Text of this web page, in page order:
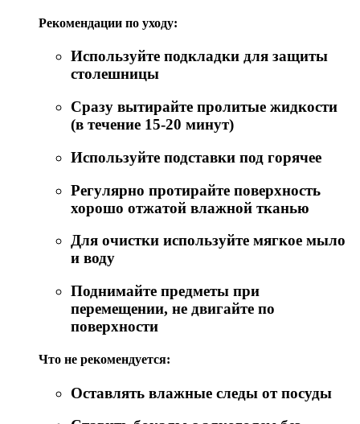
Рекомендации по уходу:
Используйте подкладки для защиты
столешницы
Сразу вытирайте пролитые жидкости
(в течение 15-20 минут)
Используйте подставки под горячее
Регулярно протирайте поверхность
хорошо отжатой влажной тканью
Для очистки используйте мягкое мыло
и воду
Поднимайте предметы при
перемещении, не двигайте по
поверхности
Что не рекомендуется:
Оставлять влажные следы от посуды